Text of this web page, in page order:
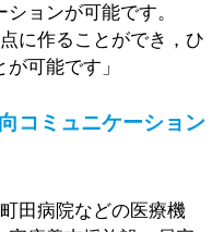
ョンが可能です。
に作ることができ，ひ
可能です」
コミュニケーション
田病院などの医療機